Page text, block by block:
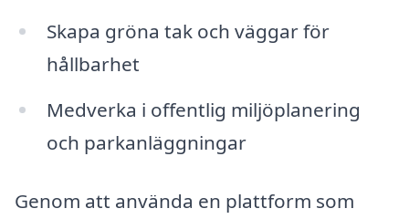
Skapa gröna tak och väggar för
hållbarhet
Medverka i offentlig miljöplanering
och parkanläggningar
Genom att använda en plattform som